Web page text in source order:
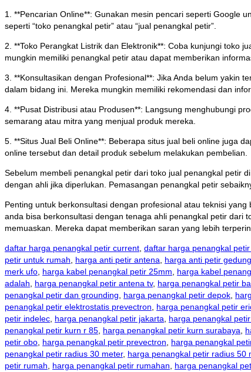
1. **Pencarian Online**: Gunakan mesin pencari seperti Google
seperti “toko penangkal petir” atau “jual penangkal petir”.
2. **Toko Perangkat Listrik dan Elektronik**: Coba kunjungi toko
mungkin memiliki penangkal petir atau dapat memberikan
3. **Konsultasikan dengan Profesional**: Jika Anda belum yakin
dalam bidang ini. Mereka mungkin memiliki rekomendasi dan
4. **Pusat Distribusi atau Produsen**: Langsung menghubungi
semarang atau mitra yang menjual produk mereka.
5. **Situs Jual Beli Online**: Beberapa situs jual beli online juga
online tersebut dan detail produk sebelum melakukan pembelian.
Sebelum membeli penangkal petir dari toko jual penangkal petir
dengan ahli jika diperlukan. Pemasangan penangkal petir
Penting untuk berkonsultasi dengan profesional atau teknisi
anda bisa berkonsultasi dengan tenaga ahli penangkal petir dari
memuaskan. Mereka dapat memberikan saran yang lebih
daftar harga penangkal petir current daftar harga penangkal
petir untuk rumah
harga anti petir antena harga anti petir gedung
merk ufo harga kabel penangkal petir 25mm harga kabel
adalah
harga penangkal petir antena tv, harga penangkal petir
penangkal petir dan grounding
harga penangkal petir depok
penangkal petir elektrostatis prevectron
harga penangkal petir
petir indelec harga penangkal petir jakarta harga penangkal
penangkal petir kurn r 85 harga penangkal petir kurn surabaya
petir obo harga penangkal petir prevectron harga penangkal
penangkal petir radius 30 meter, harga penangkal petir radius 50
petir rumah
harga penangkal petir rumahan harga penangkal